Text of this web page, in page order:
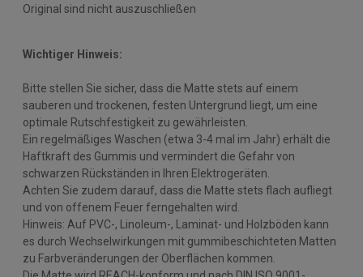
Original sind nicht auszuschließen
Wichtiger Hinweis:
Bitte stellen Sie sicher, dass die Matte stets auf einem
sauberen und trockenen, festen Untergrund liegt, um eine
optimale Rutschfestigkeit zu gewährleisten.
Ein regelmäßiges Waschen (etwa 3-4 mal im Jahr) erhält die
Haftkraft des Gummis und vermindert die Gefahr von
schwarzen Rückständen in Ihren Elektrogeräten.
Achten Sie zudem darauf, dass die Matte stets flach aufliegt
und von offenem Feuer ferngehalten wird.
Hinweis: Auf PVC-, Linoleum-, Laminat- und Holzböden kann
es durch Wechselwirkungen mit gummibeschichteten Matten
zu Farbveränderungen der Oberflächen kommen.